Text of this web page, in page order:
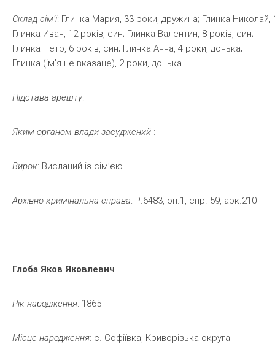
Склад сім’ї: Глинка Мария, 33 роки, дружина; Глинка Николай,
Глинка Иван, 12 років, син; Глинка Валентин, 8 років, син;
Глинка Петр, 6 років, син; Глинка Анна, 4 роки, донька;
Глинка (ім’я не вказане), 2 роки, донька
Підстава арешту:
Яким органом влади засуджений :
Вирок: Висланий із сім’єю
Архівно-кримінальна справа: Р.6483, оп.1, спр. 59, арк.210
Глоба Яков Яковлевич
Рік народження: 1865
Місце народження: с. Софіївка, Криворізька округа